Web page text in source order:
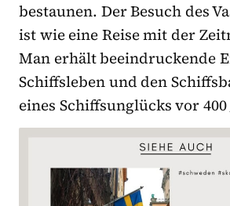
bestaunen. Der Besuch des
ist wie eine Reise mit der
Man erhält beeindruckende
Schiffsleben und den
eines Schiffsunglücks vor 400